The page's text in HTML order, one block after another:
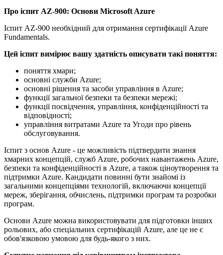
Про іспит AZ-900: Основи Microsoft Azure
Іспит AZ-900 необхідний для отримання сертифікації Azure
Fundamentals.
Цей іспит вимірює вашу здатність описувати такі поняття:
поняття хмари;
основні служби Azure;
основні рішення та засоби управління в Azure;
функції загальної безпеки та безпеки мережі;
функції посвідчення, управління, конфіденційності та
відповідності;
управління витратами Azure та Угоди про рівень
обслуговування.
Іспит з основ Azure - це можливість підтвердити знання
хмарних концепцій, служб Azure, робочих навантажень Azure,
безпеки та конфіденційності в Azure, а також ціноутворення та
підтримки Azure. Кандидати повинні бути знайомі із
загальними концепціями технологій, включаючи концепції
мереж, зберігання, обчислень, підтримки програм та розробки
програм.
Основи Azure можна використовувати для підготовки інших
рольових, або спеціальних сертифікацій Azure, але це не є
обов'язковою умовою для будь-якого з них.